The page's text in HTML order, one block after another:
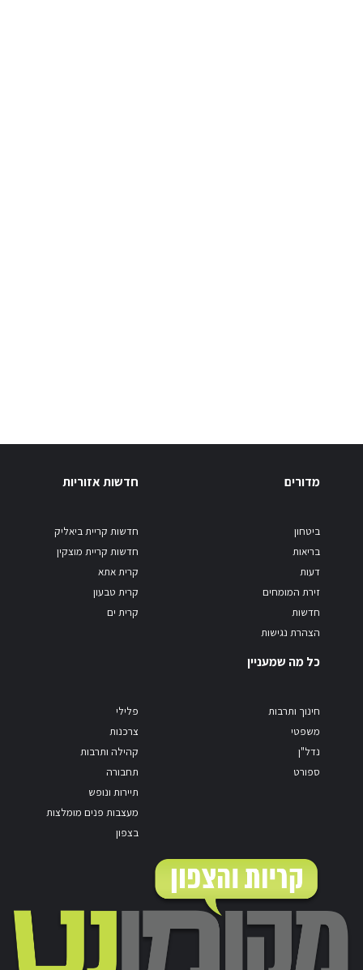
מדורים
ביטחון
בריאות
דעות
זירת המומחים
חדשות
הצהרת נגישות
חדשות אזוריות
חדשות קריית ביאליק
חדשות קריית מוצקין
קרית אתא
קרית טבעון
קרית ים
כל מה שמעניין
חינוך ותרבות
משפטי
נדל"ן
ספורט
פלילי
צרכנות
קהילה ותרבות
תחבורה
תיירות ונופש
מעצבות פנים מומלצות
בצפון